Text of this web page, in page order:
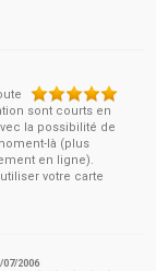
sont courts en
la possibilité de
là (plus
en ligne).
votre carte
07/2006